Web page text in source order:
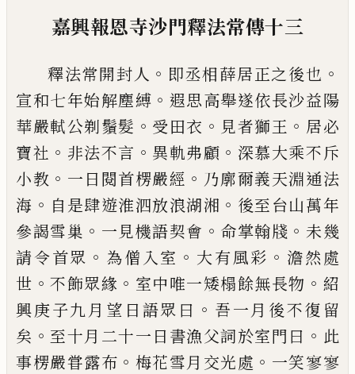
嘉興報恩寺沙門釋法常傳十三
釋法常開封人 。 即丞相薛居正之後也 。
宣和七年始解塵縛 。 遐思高舉遂依長沙益陽
華嚴軾公剃鬚髮 。 受田衣 。 見者獅王 。 居必
寶社 。 非法不言 。 異軌弗顧 。 深慕大乘不斥
小教 。 一日閱首楞嚴經 。 乃廓爾義天淵通法
海 。 自是肆遊淮泗放浪湖湘 。 後至台山萬年
參謁雪巢 。 一見機語契會 。 命掌翰牋 。 未幾
請令首眾 。 為僧入室 。 大有風彩 。 澹然處
世 。不飾眾緣 。 室中唯一矮榻餘無長物 。 紹
興庚子九月望日語眾曰 。 吾一月後不復 留
矣 。 至十月二十一日書漁父詞於室門曰 。 此
事楞嚴甞露布 。 梅花雪月交光處 。 一笑寥寥